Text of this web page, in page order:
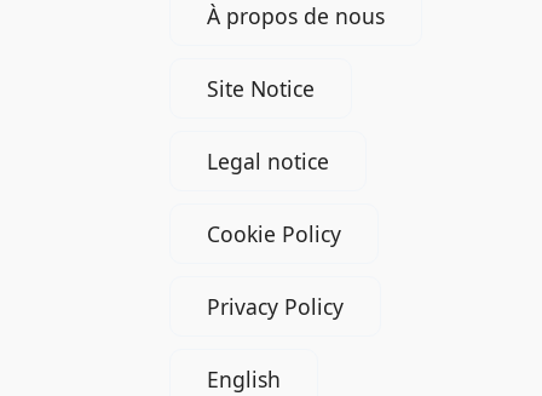
À propos de nous
Site Notice
Legal notice
Cookie Policy
Privacy Policy
English